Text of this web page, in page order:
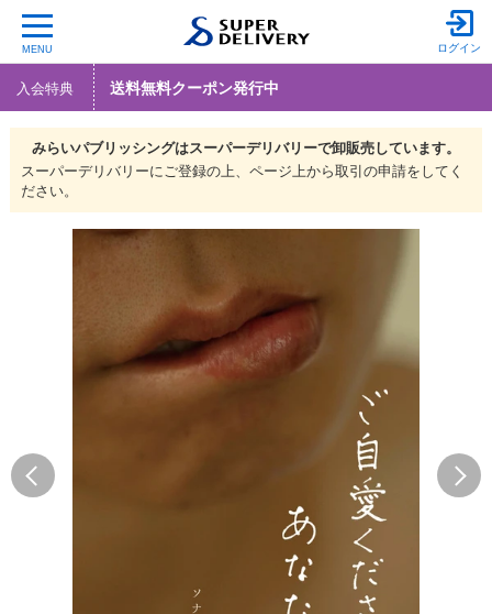
MENU ログイン
入会特典 送料無料クーポン発行中
みらいパブリッシングはスーパーデリバリーで卸販売しています。
スーパーデリバリーにご登録の上、ページ上から取引の申請をしてく
ださい。